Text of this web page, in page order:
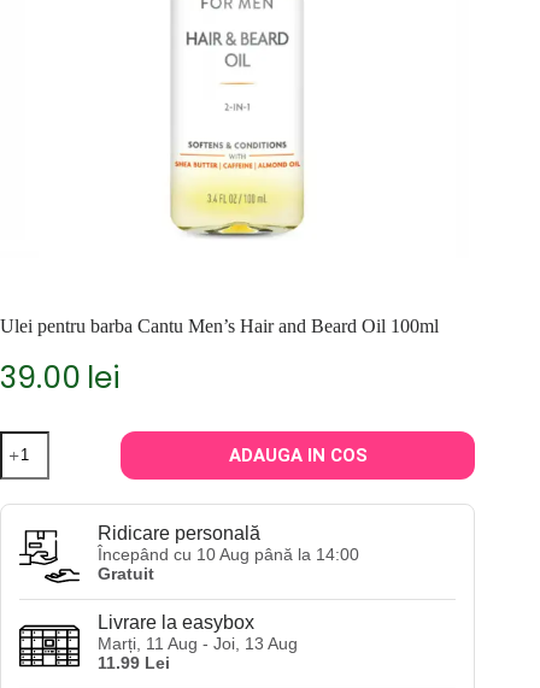
Ulei pentru barba Cantu Men’s Hair and Beard Oil 100ml
39.00 lei
Cantitate
Ulei
pentru
barba
Men's
Hair
Beard
Oil
100ml
ADAUGA IN COS
Ridicare personală
Începând cu 10 Aug până la 14:00
Gratuit
Livrare la easybox
Marți, 11 Aug - Joi, 13 Aug
11.99 Lei